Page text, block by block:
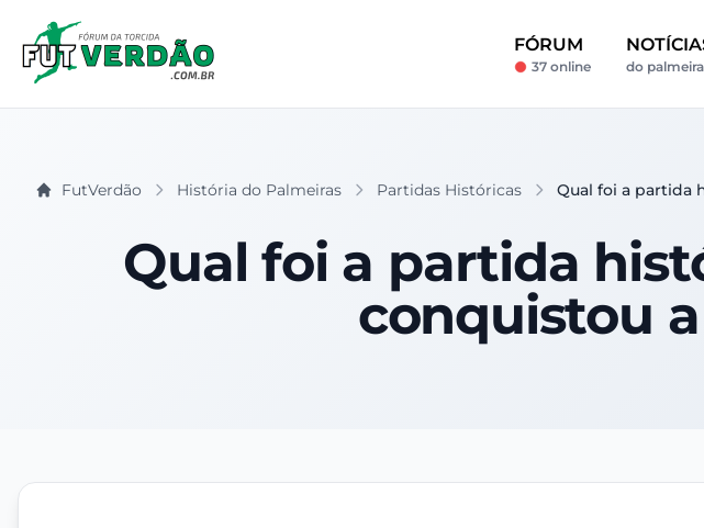
FÓRUM
37 online do
FutVerdão História do Palmeiras Partidas Históricas Qual foi a partida
Qual foi a partida
conquistou